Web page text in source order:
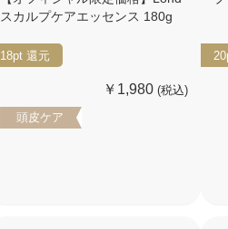
スカルプケアエッセンス 180g
18pt 還元
￥1,980(税込)
頭皮ケア